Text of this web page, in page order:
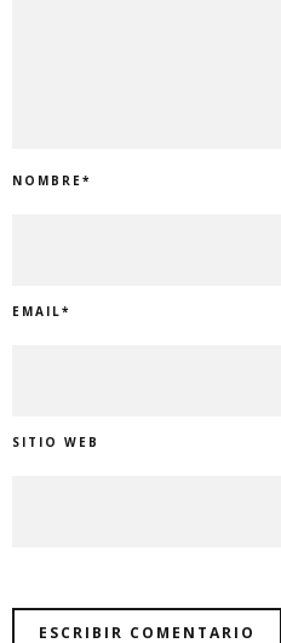
NOMBRE*
EMAIL*
SITIO WEB